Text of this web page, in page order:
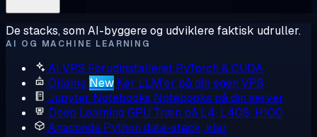
De stacks, som AI-byggere og udviklere faktisk udruller.
AI OG MACHINE LEARNING
AI VPS Forudinstalleret PyTorch & CUDA
Ollama New Kør LLM'er på din egen VPS
Jupyter Notebooks Notebooks på din server
Deep Learning GPU Træn på L4, L40S, H100
Anaconda Python data-stack, klar